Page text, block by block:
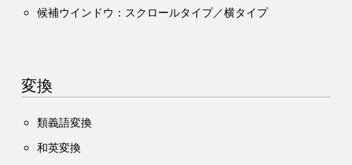
候補ウインドウ：スクロールタイプ／横タイプ
変換
類義語変換
和英変換